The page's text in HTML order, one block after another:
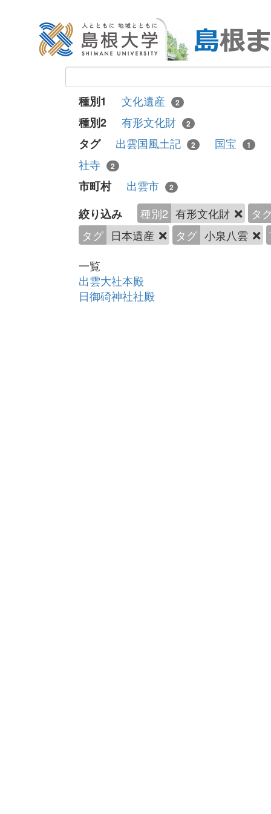
種別1 文化遺産 2
種別2 有形文化財 2
タグ 出雲国風土記 2 国宝 1
社寺
2
市町村 出雲市 2
絞り込み 種別2 有形文化財
タ
タグ 日本遺産 タグ 小泉八雲
一覧
出雲大社本殿
日御碕神社社殿